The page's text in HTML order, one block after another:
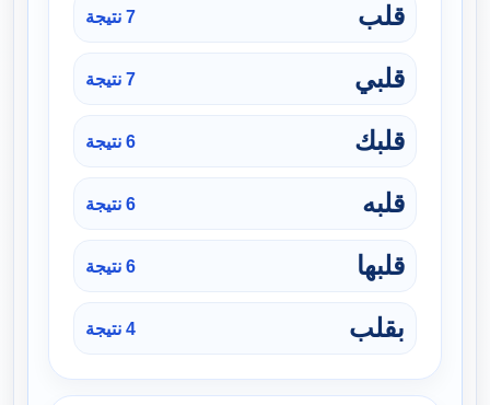
قلب 7 نتيجة
قلبي 7 نتيجة
قلبك 6 نتيجة
قلبه 6 نتيجة
قلبها 6 نتيجة
بقلب 4 نتيجة